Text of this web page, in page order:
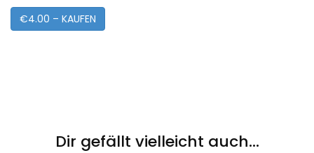
€4.00 – KAUFEN
Dir gefällt vielleicht auch...